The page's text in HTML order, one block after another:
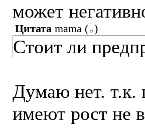
может
Цитата mama ( )
Стоит ли
Думаю нет. т.к.
имеют рост не